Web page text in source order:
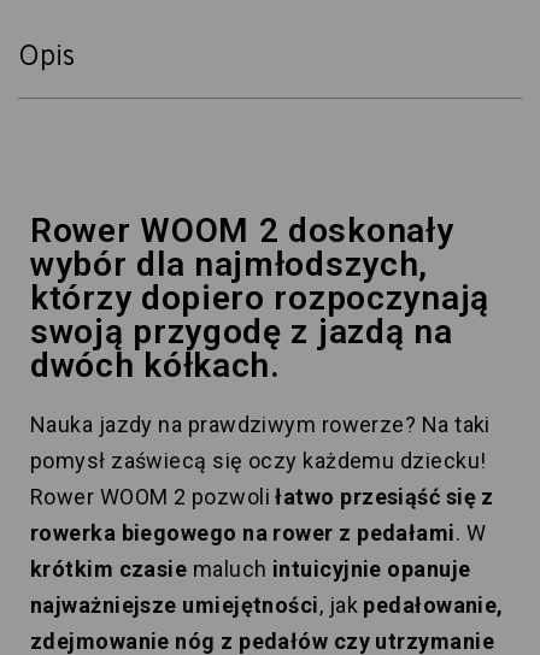
Opis
Rower WOOM 2 doskonały
wybór dla najmłodszych,
którzy dopiero rozpoczynają
swoją przygodę z jazdą na
dwóch kółkach.
Nauka jazdy na prawdziwym rowerze? Na taki
pomysł zaświecą się oczy każdemu dziecku!
Rower WOOM 2 pozwoliłatwo przesiąść się z
rowerka biegowego na rower z pedałami. W
krótkim czasie maluch intuicyjnie opanuje
najważniejsze umiejętności, jak pedałowanie,
zdejmowanie nóg z pedałów czy utrzymanie